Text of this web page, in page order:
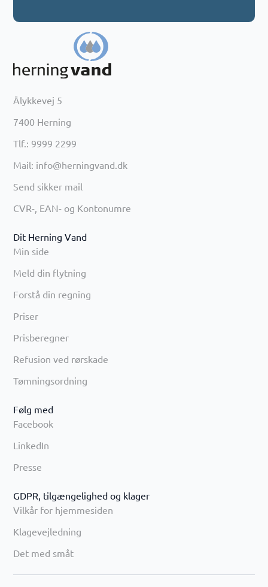
Ålykkevej 5
7400 Herning
Tlf.: 9999 2299
Mail: info@herningvand.dk
Send sikker mail
CVR-, EAN- og Kontonumre
Dit Herning Vand
Min side
Meld din flytning
Forstå din regning
Priser
Prisberegner
Refusion ved rørskade
Tømningsordning
Følg med
Facebook
LinkedIn
Presse
GDPR, tilgængelighed og klager
Vilkår for hjemmesiden
Klagevejledning
Det med småt